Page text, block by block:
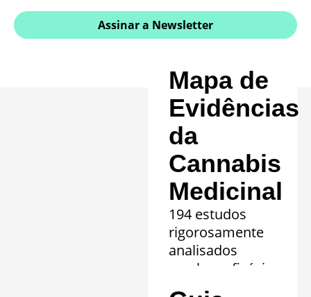
Assinar a Newsletter
Mapa de
Evidências
da
Cannabis
Medicinal
194 estudos
rigorosamente
analisados
revelam eficácia
comprovada em